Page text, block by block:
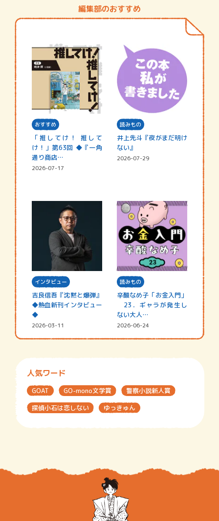
編集部のおすすめ
おすすめ
「推してけ！ 推して
け！」第63回 ◆『一角
通り商店…
2026-07-17
読みもの
井上先斗『夜がまだ明け
ない』
2026-07-29
インタビュー
吉良信吾『沈黙と爆弾』
◆熱血新刊インタビュー
◆
2026-03-11
読みもの
辛酸なめ子「お金入門」
23．ギャラが発生し
ない大人…
2026-06-24
人気ワード
GOAT GO-mono文学賞
警察小説新人賞
探偵小石は恋しない
ゆっきゅん